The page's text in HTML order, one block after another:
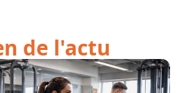
de l'actu